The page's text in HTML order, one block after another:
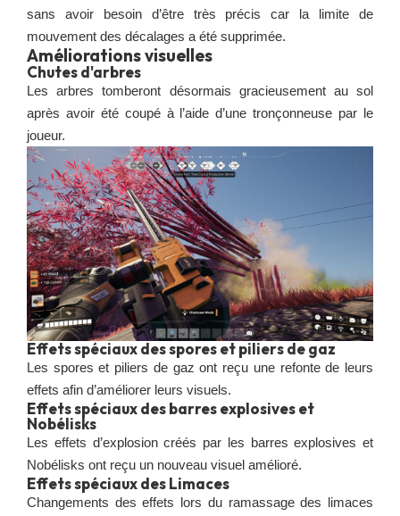
sans avoir besoin d’être très précis car la limite de
mouvement des décalages a été supprimée.
Améliorations visuelles
Chutes d'arbres
Les arbres tomberont désormais gracieusement au sol
après avoir été coupé à l’aide d’une tronçonneuse par le
joueur.
Effets spéciaux des spores et piliers de gaz
Les spores et piliers de gaz ont reçu une refonte de leurs
effets afin d’améliorer leurs visuels.
Effets spéciaux des barres explosives et
Nobélisks
Les effets d’explosion créés par les barres explosives et
Nobélisks ont reçu un nouveau visuel amélioré.
Effets spéciaux des Limaces
Changements des effets lors du ramassage des limaces